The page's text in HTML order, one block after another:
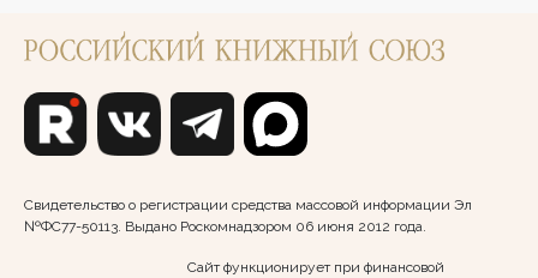
Свидетельство о регистрации средства массовой информации Эл
№ФС77-50113. Выдано Роскомнадзором 06 июня 2012 года.
Сайт функционирует при финансовой